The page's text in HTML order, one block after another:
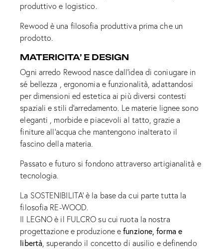
produttivo e logistico.
Rewood è una filosofia produttiva prima che un
prodotto.
MATERICITA’ E DESIGN
Ogni arredo Rewood nasce dall’idea di coniugare in
sé bellezza , ergonomia e funzionalità, adattandosi
per dimensioni ed estetica ai più diversi contesti
spaziali e stili d’arredamento. Le materie lignee sono
eleganti , morbide e piacevoli al tatto, grazie a
finiture all’acqua che mantengono inalterato il
fascino della materia.
Passato e futuro si fondono attraverso artigianalità e
tecnologia.
La SOSTENIBILITA’ è la base da cui parte tutta la
filosofia RE-WOOD.
Il LEGNO è il FULCRO su cui ruota la nostra
progettazione e produzione efunzione, forma e
libertà, superando il concetto di ausilio e definendo